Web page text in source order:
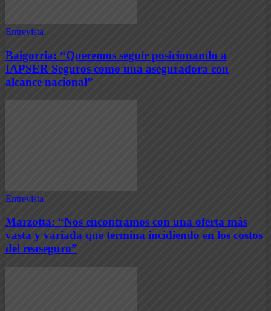
Entrevista
Baigorria: “Queremos seguir posicionando a
IAPSER Seguros como una aseguradora con
alcance nacional”
Entrevista
Marzotta: “Nos encontramos con una oferta más
vasta y variada que termina incidiendo en los costos
del reaseguro”